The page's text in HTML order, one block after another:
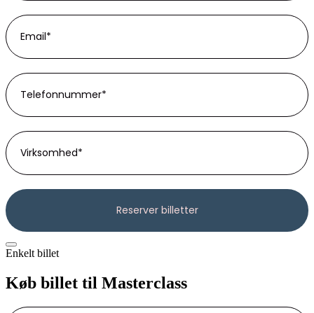
Enkelt billet
Køb billet til Masterclass